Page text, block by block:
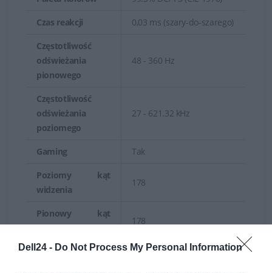
Dell24 - Do Not Process My Personal Information
Czas reakcji 0,03 ms (szary-do-szarego)
Częstotliwość
odświeżania
pionowego
48 - 360 Hz
Częstotliwość
odświeżania
poziomego
27 - 621.32 kHz
Gaming Tak
Poziomy kąt
widzenia
178
Pionowy kąt
widzenia
178
Powłoka ekranu Antyrefleks